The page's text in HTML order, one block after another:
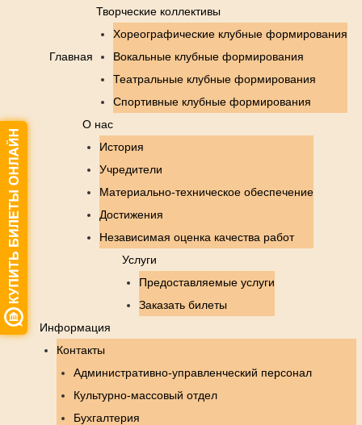
Главная
Творческие коллективы
Хореографические клубные формирования
Вокальные клубные формирования
Театральные клубные формирования
Спортивные клубные формирования
О нас
История
Учредители
Материально-техническое обеспечение
Достижения
Независимая оценка качества работ
Услуги
Предоставляемые услуги
Заказать билеты
Информация
Контакты
Административно-управленческий персонал
Культурно-массовый отдел
Бухгалтерия